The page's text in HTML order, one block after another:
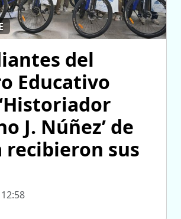
del
Educativo
J. Núñez’ de
recibieron sus